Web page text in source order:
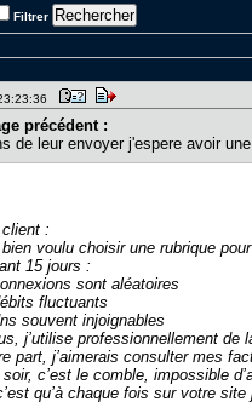
Filtrer
précédent :
de leur envoyer j'espere avoir
client :
bien voulu choisir une rubrique
15 jours :
sont aléatoires
fluctuants
souvent injoignables
j’utilise professionnellement
part, j’aimerais consulter mes
c’est le comble, impossible
qu’à chaque fois sur votre